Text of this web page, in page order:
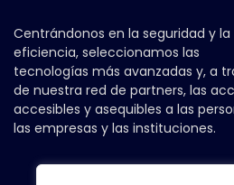
Centrándonos en la seguridad y la
eficiencia, seleccionamos las
tecnologías más avanzadas y, a
de nuestra red de partners, las
accesibles y asequibles a las
las empresas y las instituciones.